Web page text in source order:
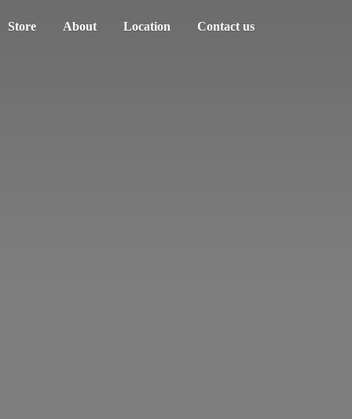
Store About Location Contact us